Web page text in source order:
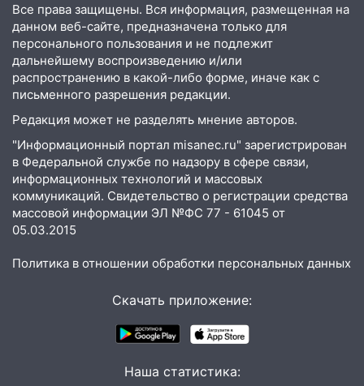
22:33 Прокуратура проверяет
спортивные объекты в Старой Майне
21:01 Ульяновцев приглашают сдать
кровь: День донора пройдёт 6 августа
20:17
Ульяновская область девятую
неделю подряд удерживает самые
низкие цены на подсолнечное масло
19:33 Коровы-рекордсменки: в
Ульяновской области выросли надои
молока
года благоустроят 20 родников
В Ульяновской области 114 детей-
сирот получили жильё с начала года
Дорожный сезон перевалил за
обновили половину региональных трасс
Все права защищены. Вся информация, размещенная на
данном веб-сайте, предназначена только для
персонального пользования и не подлежит
дальнейшему воспроизведению и/или
распространению в какой-либо форме, иначе как с
письменного разрешения редакции.
Редакция может не разделять мнение авторов.
"Информационный портал misanec.ru" зарегистрирован
в Федеральной службе по надзору в сфере связи,
информационных технологий и массовых
коммуникаций. Свидетельство о регистрации средства
массовой информации ЭЛ №ФС 77 - 61045 от
05.03.2015
Политика в отношении обработки персональных данных
Скачать приложение:
Наша статистика: